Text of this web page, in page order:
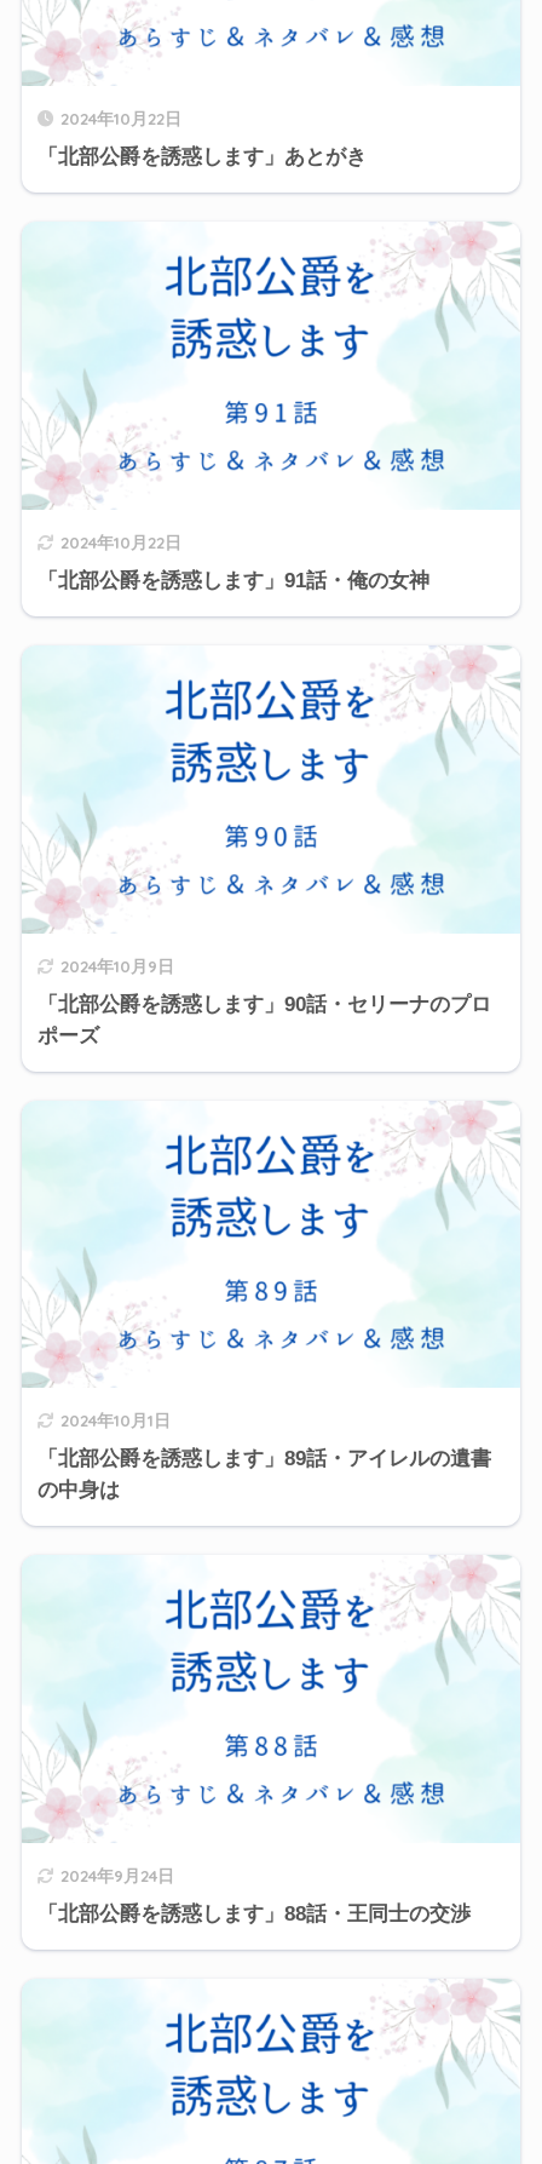
2024年10月22日
「北部公爵を誘惑します」あとがき
2024年10月22日
「北部公爵を誘惑します」91話・俺の女神
2024年10月9日
「北部公爵を誘惑します」90話・セリーナのプロ
ポーズ
2024年10月1日
「北部公爵を誘惑します」89話・アイレルの遺書
の中身は
2024年9月24日
「北部公爵を誘惑します」88話・王同士の交渉